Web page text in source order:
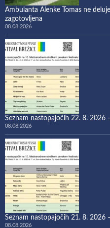
Ambulanta Alenke Tomas ne
zagotovljena
08.08.2026
Seznam nastopajočih 22. 8. 2026
08.08.2026
Seznam nastopajočih 21. 8. 2026
08.08.2026